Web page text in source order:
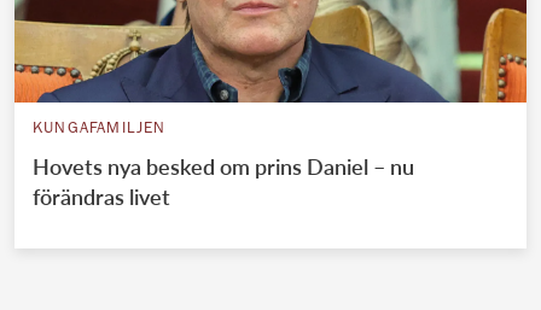
KUNGAFAMILJEN
Hovets nya besked om prins Daniel – nu
förändras livet